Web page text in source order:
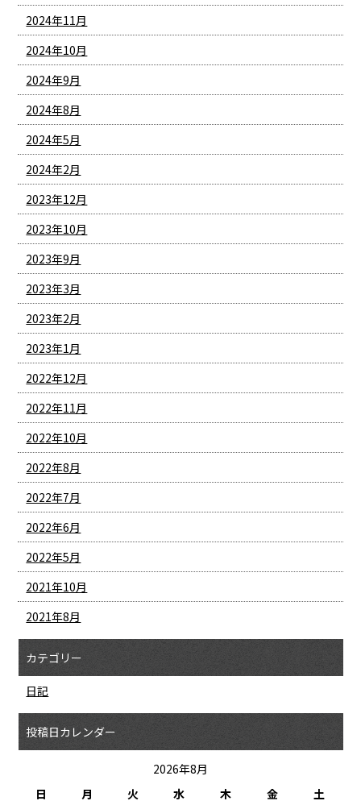
2024年11月
2024年10月
2024年9月
2024年8月
2024年5月
2024年2月
2023年12月
2023年10月
2023年9月
2023年3月
2023年2月
2023年1月
2022年12月
2022年11月
2022年10月
2022年8月
2022年7月
2022年6月
2022年5月
2021年10月
2021年8月
カテゴリー
日記
投稿日カレンダー
2026年8月
日
月 火 水 木 金 土